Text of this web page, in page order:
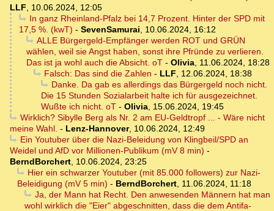
LLF, 10.06.2024, 12:05
In ganz Rheinland-Pfalz bei 14,7 Prozent. Hinter der SPD mit
17,5 %. (kwT) - SevenSamurai, 10.06.2024, 16:12
ALLE Bürgergeld-Empfänger werden ROT und GRÜN
wählen, weil sie Angst haben, sonst ihre Pfründe zu verlieren.
Das ist ja wohl auch die Absicht. oT - Olivia, 11.06.2024, 18:28
Falsch: Das sind die Zahlen - LLF, 12.06.2024, 18:38
Danke. Da gab es allerdings das Bürgergeld noch nicht.
Die 15 Stunden Sozialarbeit halte ich für ausgezeichnet.
Wußte ich nicht. oT - Olivia, 15.06.2024, 19:45
Wirklich? Sibylle Berg als Nr. 2 am EU-Geldtropf ... - Wäre nicht
meine Wahl. - Lenz-Hannover, 10.06.2024, 12:49
Ein Youtuber über die Nazi-Beleidung von Klingbeil/SPD an
Weidel und AfD vor Millionen-Publikum (mV 8 min) -
BerndBorchert, 10.06.2024, 23:25
Hier ein schwarzer Youtuber (mit 85.000 followers) zur Nazi-
Beleidigung (mV 5 min) - BerndBorchert, 11.06.2024, 11:18
Ja, der Mann hat Recht. Den anwesenden Männern hat man
wohl wirklich die "Eier" abgeschnitten, dass die dem Antifa-